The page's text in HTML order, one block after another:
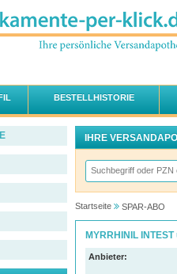
BESTELLHISTORIE
IHRE
Startseite SPAR-ABO
MYRRHINIL
Anbieter: